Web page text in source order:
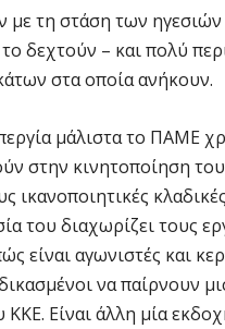
με τη στάση των ηγεσιών
δεχτούν – και πολύ
στα οποία ανήκουν.
μάλιστα το ΠΑΜΕ
στην κινητοποίηση
ικανοποιητικές
του διαχωρίζει τους
είναι αγωνιστές και
να παίρνουν
Είναι άλλη μία